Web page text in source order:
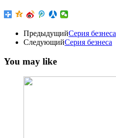
ПредыдущийСерия безнеса
СледующийСерия безнеса
You may like